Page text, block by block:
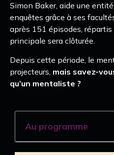
Simon Baker, aide une
enquêtes grâce à ses
après 151 épisodes,
principale sera clôturée.
Depuis cette période, le
projecteurs, mais savez-
qu’un mentaliste ?
Au programme